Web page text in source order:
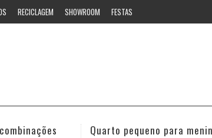
RECICLAGEM SHOWROOM FESTAS
meninas Ideias estilosas para o